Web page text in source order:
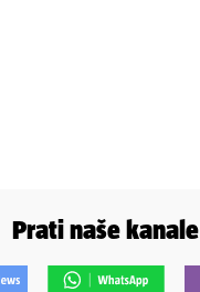
Prati naše kanale